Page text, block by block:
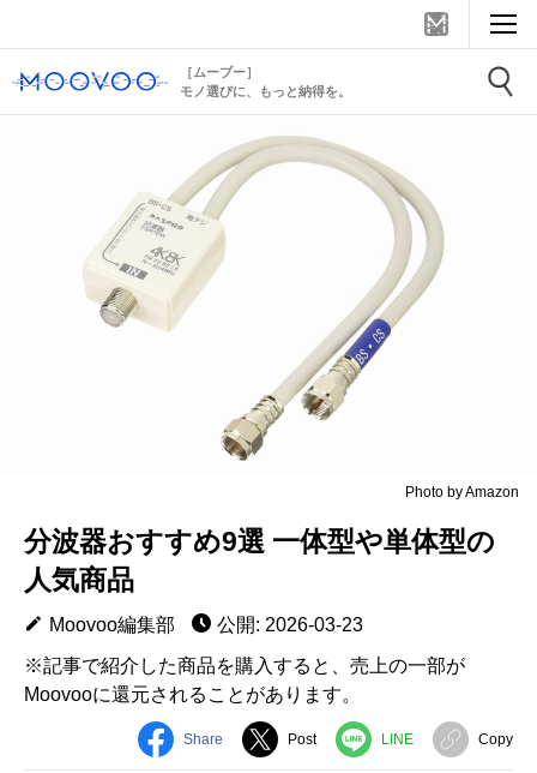
［ムーブー］
モノ選びに、もっと納得を。
Photo by Amazon
分波器おすすめ9選 一体型や単体型の
人気商品
Moovoo編集部
公開: 2026-03-23
※記事で紹介した商品を購入すると、売上の一部が
Moovooに還元されることがあります。
Share Post LINE Copy